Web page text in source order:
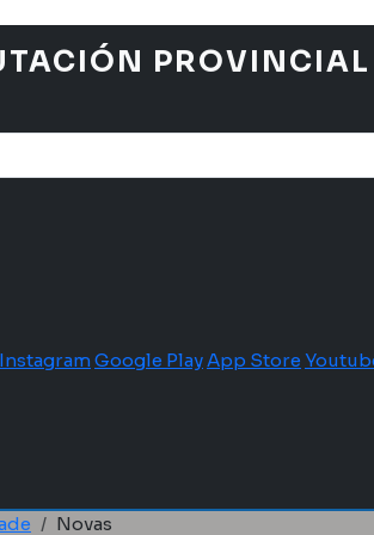
PROVINCIAL
InstagramGoogle PlayApp Store
Novas